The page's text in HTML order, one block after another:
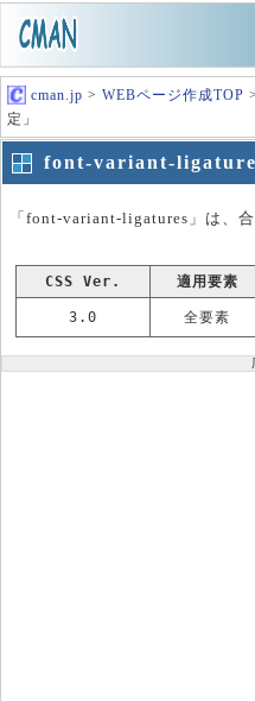
cman.jp > WEBページ作成TOP
定」
font-variant-
「font-variant-ligatures」は、
CSS Ver. 適用要素
3.0 全要素